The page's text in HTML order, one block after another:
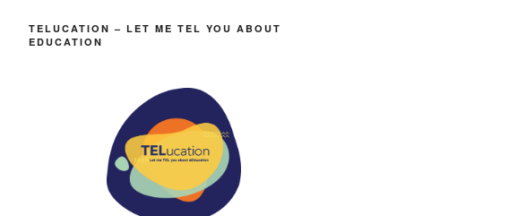
TELUCATION – LET ME TEL YOU ABOUT
EDUCATION